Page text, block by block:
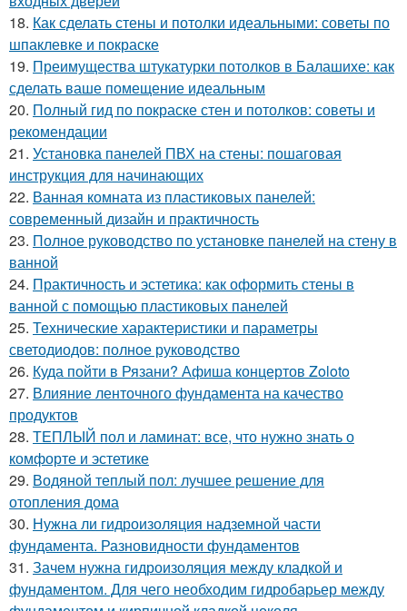
18. Как сделать стены и потолки идеальными: советы по
шпаклевке и покраске
19. Преимущества штукатурки потолков в Балашихе: как
сделать ваше помещение идеальным
20. Полный гид по покраске стен и потолков: советы и
рекомендации
21. Установка панелей ПВХ на стены: пошаговая
инструкция для начинающих
22. Ванная комната из пластиковых панелей:
современный дизайн и практичность
23. Полное руководство по установке панелей на стену в
ванной
24. Практичность и эстетика: как оформить стены в
ванной с помощью пластиковых панелей
25. Технические характеристики и параметры
светодиодов: полное руководство
26. Куда пойти в Рязани? Афиша концертов Zoloto
27. Влияние ленточного фундамента на качество
продуктов
28. ТЕПЛЫЙ пол и ламинат: все, что нужно знать о
комфорте и эстетике
29. Водяной теплый пол: лучшее решение для
отопления дома
30. Нужна ли гидроизоляция надземной части
фундамента. Разновидности фундаментов
31. Зачем нужна гидроизоляция между кладкой и
фундаментом. Для чего необходим гидробарьер между